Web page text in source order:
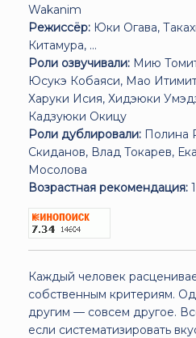
Wakanim
Режиссёр: Юки Огава,
Китамура, ...
Роли озвучивали: Мию
Юсукэ Кобаяси, Мао
Харуки Исия, Хидэюки
Кадзуюки Окицу
Роли дублировали: Полина
Скиданов, Влад Токарев,
Мосолова
Возрастная рекомендация:
Каждый человек
собственным критериям.
другим — совсем другое.
если систематизировать